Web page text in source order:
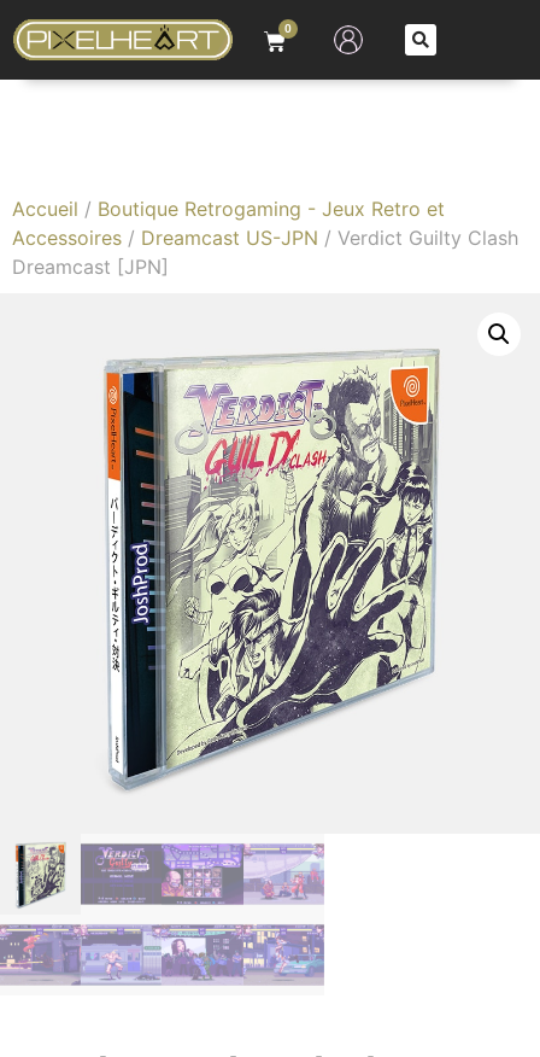
0
Accueil / Boutique Retrogaming - Jeux Retro et
Accessoires / Dreamcast US-JPN / Verdict Guilty Clash
Dreamcast [JPN]